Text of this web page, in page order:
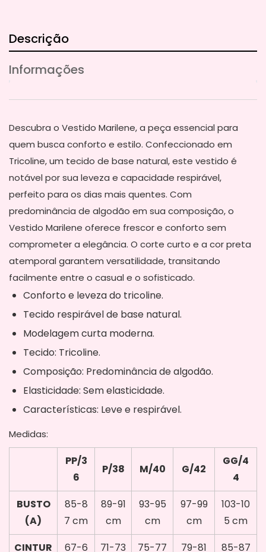
Descrição
Informações
Descubra o Vestido Marilene, a peça essencial para
quem busca conforto e estilo. Confeccionado em
Tricoline, um tecido de base natural, este vestido é
notável por sua leveza e capacidade respirável,
perfeito para os dias mais quentes. Com
predominância de algodão em sua composição, o
Vestido Marilene oferece frescor e conforto sem
comprometer a elegância. O corte curto e a cor preta
atemporal garantem versatilidade, transitando
facilmente entre o casual e o sofisticado.
Conforto e leveza do tricoline.
Tecido respirável de base natural.
Modelagem curta moderna.
Tecido: Tricoline.
Composição: Predominância de algodão.
Elasticidade: Sem elasticidade.
Características: Leve e respirável.
Medidas:
PP/3
6
P/38 M/40 G/42
GG/4
4
BUSTO
(A)
85-8
7 cm
89-91
cm
93-95
cm
97-99
cm
103-10
5 cm
CINTUR
67-6 71-73 75-77 79-81 85-87